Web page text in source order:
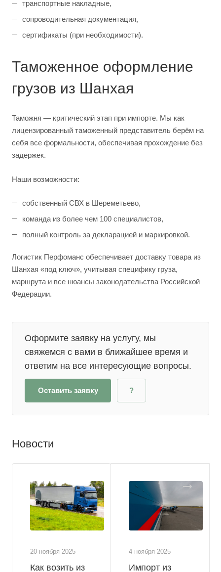
транспортные накладные,
сопроводительная документация,
сертификаты (при необходимости).
Таможенное оформление
грузов из Шанхая
Таможня — критический этап при импорте. Мы как
лицензированный таможенный представитель берём на
себя все формальности, обеспечивая прохождение без
задержек.
Наши возможности:
собственный СВХ в Шереметьево,
команда из более чем 100 специалистов,
полный контроль за декларацией и маркировкой.
Логистик Перфоманс обеспечивает доставку товара из
Шанхая «под ключ», учитывая специфику груза,
маршрута и все нюансы законодательства Российской
Федерации.
Оформите заявку на услугу, мы
свяжемся с вами в ближайшее время и
ответим на все интересующие вопросы.
Оставить заявку ?
Новости
20 ноября 2025
Как возить из
4 ноября 2025
Импорт из